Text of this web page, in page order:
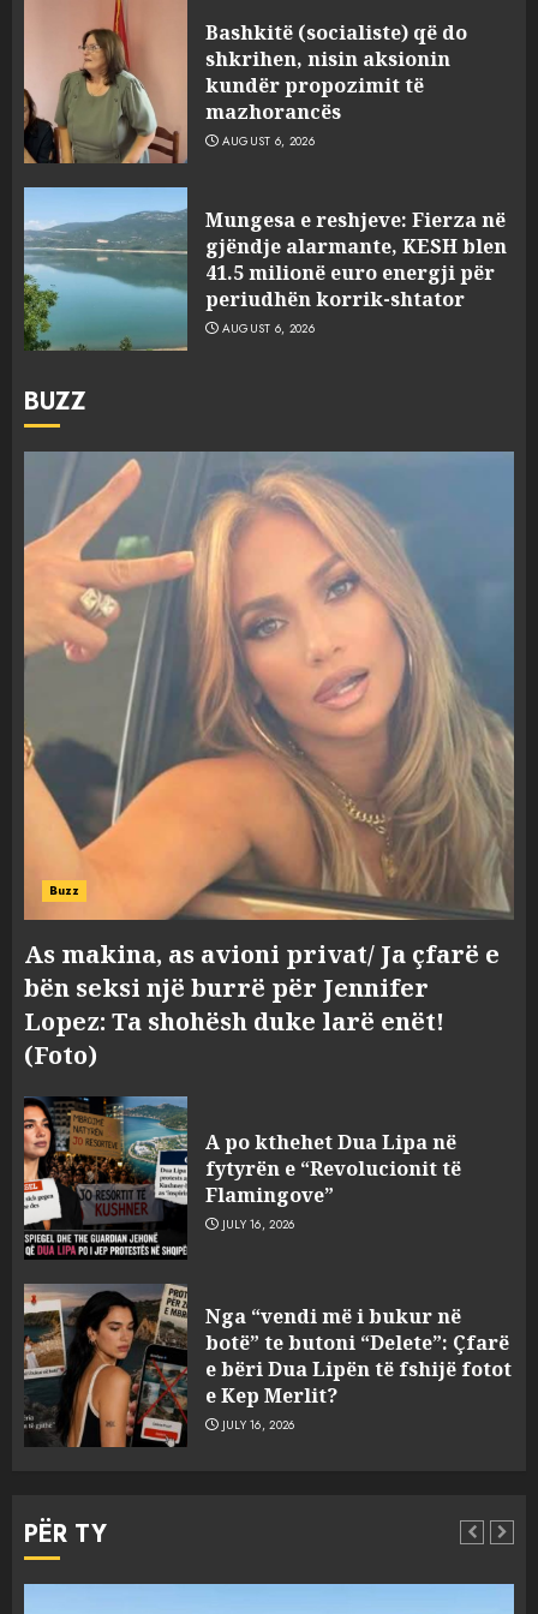
Bashkitë (socialiste) që do
shkrihen, nisin aksionin
kundër propozimit të
mazhorancës
AUGUST 6, 2026
Mungesa e reshjeve: Fierza në
gjëndje alarmante, KESH blen
41.5 milionë euro energji për
periudhën korrik-shtator
AUGUST 6, 2026
BUZZ
Buzz
As makina, as avioni privat/ Ja çfarë e
bën seksi një burrë për Jennifer
Lopez: Ta shohësh duke larë enët!
(Foto)
A po kthehet Dua Lipa në
fytyrën e “Revolucionit të
Flamingove”
JULY 16, 2026
Nga “vendi më i bukur në
botë” te butoni “Delete”: Çfarë
e bëri Dua Lipën të fshijë fotot
e Kep Merlit?
JULY 16, 2026
PËR TY
3
shkrihen, nisin aksionin
kundër propozimit të
mazhorancës
AUGUST 6, 2026
4
41.5 milionë euro energji për
AUGUST 6, 2026